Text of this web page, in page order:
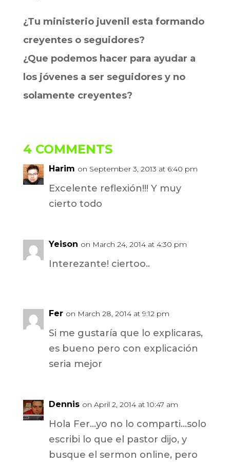
¿Tu ministerio juvenil esta formando
creyentes o seguidores?
¿Que podemos hacer para ayudar a
los jóvenes a ser seguidores y no
solamente creyentes?
4 COMMENTS
Harim on September 3, 2013 at 6:40 pm
Excelente reflexión!!! Y muy
cierto todo
Yeison on March 24, 2014 at 4:30 pm
Interezante! ciertoo..
Fer on March 28, 2014 at 9:12 pm
Si me gustaría que lo explicaras,
es bueno pero con explicación
seria mejor
Dennis on April 2, 2014 at 10:47 am
Hola Fer…yo no lo comparti…solo
escribi lo que el pastor dijo, y
busque el sermon online, pero